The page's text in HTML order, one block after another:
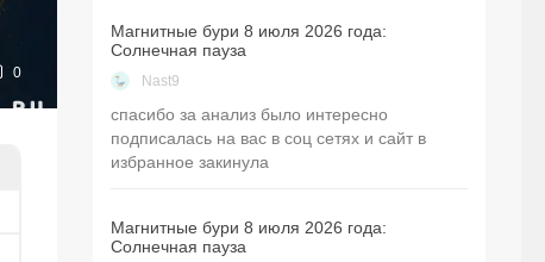
0
Магнитные бури 8 июля 2026 года:
Солнечная пауза
Nast9
спасибо за анализ было интересно
подписалась на вас в соц сетях и сайт в
избранное закинула
Магнитные бури 8 июля 2026 года:
Солнечная пауза